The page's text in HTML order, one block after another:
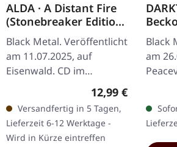
ALDA · A Distant Fire
(Stonebreaker Edition)
| CD
Black Metal. Veröffentlicht
am 11.07.2025, auf
Eisenwald. CD im
Jewelcase, Stonebreaker
Edition. Klassisches
Jewelcase mit 12-seitigem
Booklet auf…
Regulärer Preis:
12,99 €
Versandfertig in 5 Tagen,
Lieferzeit 6-12 Werktage -
Wird in Kürze eintreffen
Black
am